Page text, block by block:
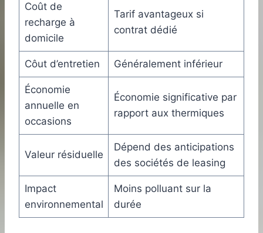
Coût de
recharge à
domicile
Tarif avantageux si
contrat dédié
Côut d’entretien Généralement inférieur
Économie
annuelle en
occasions
Économie significative par
rapport aux thermiques
Valeur résiduelle
Dépend des anticipations
des sociétés de leasing
Impact
environnemental
Moins polluant sur la
durée